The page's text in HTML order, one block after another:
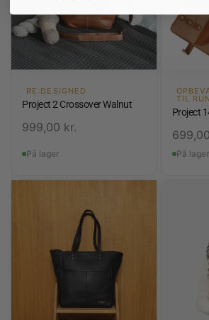
RE:DESIGNED
Project 2 Crossover Walnut
999,00 kr.
På lager
TIL
Project
699,00
På lager